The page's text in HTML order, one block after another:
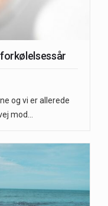
og vi er allerede
mod…